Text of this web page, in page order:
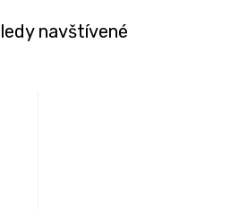
navštívené